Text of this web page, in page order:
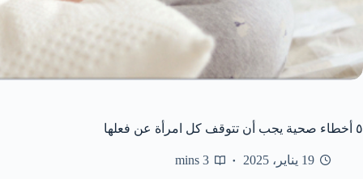
٥ أخطاء صحية يجب أن تتوقف كل امرأة عن فعلها
19 يناير، 2025 3 mins